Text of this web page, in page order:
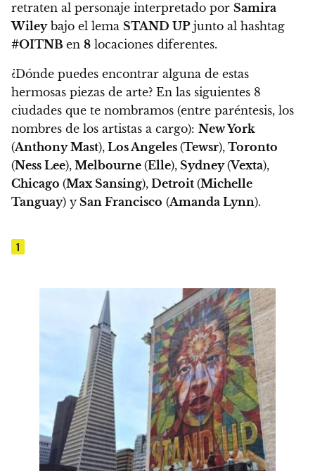
retraten al personaje interpretado por Samira
Wileybajo el lema STAND UPjunto al hashtag
#OITNB en 8 locaciones diferentes.
¿Dónde puedes encontrar alguna de estas
hermosas piezas de arte? En las siguientes 8
ciudades que te nombramos (entre paréntesis, los
nombres de los artistas a cargo): New York
(Anthony Mast), Los Angeles (Tewsr), Toronto
(Ness Lee), Melbourne (Elle), Sydney(Vexta),
Chicago (Max Sansing), Detroit (Michelle
Tanguay) y San Francisco (Amanda Lynn).
1